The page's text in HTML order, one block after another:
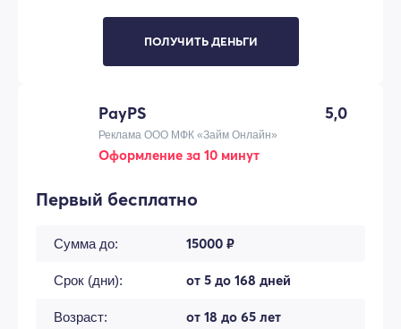
ПОЛУЧИТЬ ДЕНЬГИ
PayPS 5,0
Реклама ООО МФК «Займ Онлайн»
Оформление за 10 минут
Первый бесплатно
Сумма до: 15000 ₽
Срок (дни): от 5 до 168 дней
Возраст: от 18 до 65 лет